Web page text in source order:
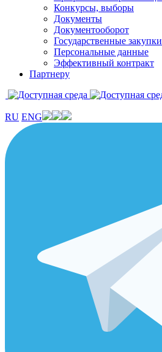
Конкурсы, выборы
Документы
Документооборот
Государственные закупки
Персональные данные
Эффективный контракт
Партнеру
RU ENG